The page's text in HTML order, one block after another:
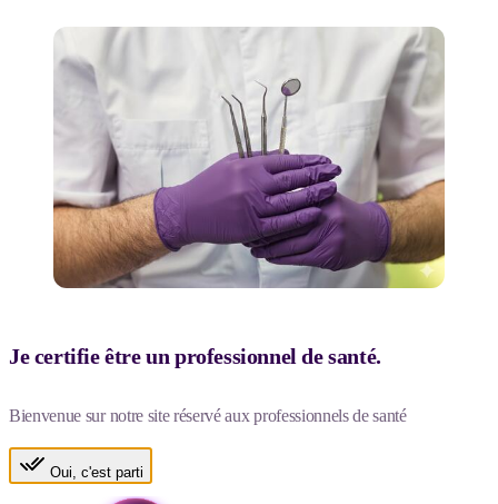
Je certifie être un professionnel de santé.
Bienvenue sur notre site réservé aux professionnels de santé
Oui, c'est parti